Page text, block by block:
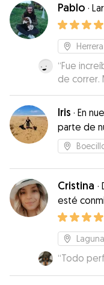
Pablo ·
“Fue
de correr.
encuentra
corran y
Iris · En
parte de
Cristina ·
esté
amigo/a❤️
“Todo